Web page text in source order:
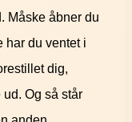
Måske åbner du
har du ventet i
dig,
Og så står